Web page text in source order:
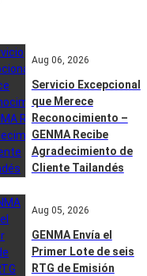
Aug 06, 2026
Servicio Excepcional
que Merece
Reconocimiento –
GENMA Recibe
Agradecimiento de
Cliente Tailandés
Aug 05, 2026
GENMA Envía el
Primer Lote de seis
RTG de Emisión